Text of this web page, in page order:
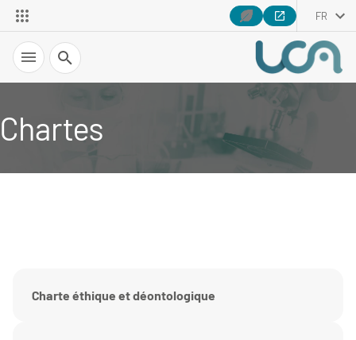
FR
Recherche
Chartes
Charte éthique et déontologique